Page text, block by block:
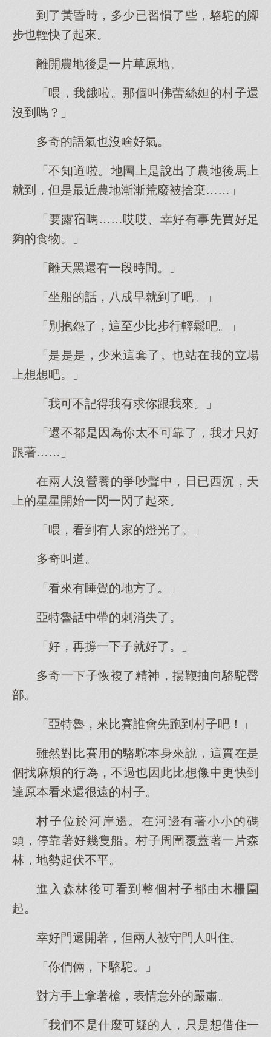
到了黃昏時，多少已習慣了些，駱駝的腳
步也輕快了起來。
離開農地後是一片草原地。
「喂，我餓啦。那個叫佛蕾絲妲的村子還
沒到嗎？」
多奇的語氣也沒啥好氣。
「不知道啦。地圖上是說出了農地後馬上
就到，但是最近農地漸漸荒廢被捨棄……」
「要露宿嗎……哎哎、幸好有事先買好足
夠的食物。」
「離天黑還有一段時間。」
「坐船的話，八成早就到了吧。」
「別抱怨了，這至少比步行輕鬆吧。」
「是是是，少來這套了。也站在我的立場
上想想吧。」
「我可不記得我有求你跟我來。」
「還不都是因為你太不可靠了，我才只好
跟著……」
在兩人沒營養的爭吵聲中，日已西沉，天
上的星星開始一閃一閃了起來。
「喂，看到有人家的燈光了。」
多奇叫道。
「看來有睡覺的地方了。」
亞特魯話中帶的刺消失了。
「好，再撐一下子就好了。」
多奇一下子恢複了精神，揚鞭抽向駱駝臀
部。
「亞特魯，來比賽誰會先跑到村子吧！」
雖然對比賽用的駱駝本身來說，這實在是
個找麻煩的行為，不過也因此比想像中更快到
達原本看來還很遠的村子。
村子位於河岸邊。在河邊有著小小的碼
頭，停靠著好幾隻船。村子周圍覆蓋著一片森
林，地勢起伏不平。
進入森林後可看到整個村子都由木柵圍
起。
幸好門還開著，但兩人被守門人叫住。
「你們倆，下駱駝。」
對方手上拿著槍，表情意外的嚴肅。
「我們不是什麼可疑的人，只是想借住一